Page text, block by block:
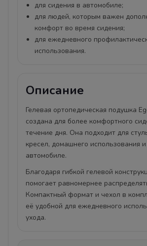
для сидения в автомобиле;
для людей, которым важен
комфорт во время сидения;
для ежедневного
использования.
Описание
Гелевая ортопедическая подушка
создана для более комфортного
течение дня. Она подходит для
кресел, домашнего использования
автомобиле.
Благодаря гибкой гелевой
помогает равномернее
Компактный формат и чехол в
её удобной для ежедневного
ухода.